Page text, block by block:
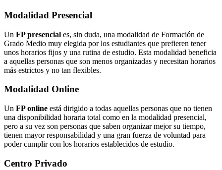
Modalidad Presencial
Un FP presencial es, sin duda, una modalidad de Formación de
Grado Medio muy elegida por los estudiantes que prefieren tener
unos horarios fijos y una rutina de estudio. Esta modalidad beneficia
a aquellas personas que son menos organizadas y necesitan horarios
más estrictos y no tan flexibles.
Modalidad Online
Un FP online está dirigido a todas aquellas personas que no tienen
una disponibilidad horaria total como en la modalidad presencial,
pero a su vez son personas que saben organizar mejor su tiempo,
tienen mayor responsabilidad y una gran fuerza de voluntad para
poder cumplir con los horarios establecidos de estudio.
Centro Privado